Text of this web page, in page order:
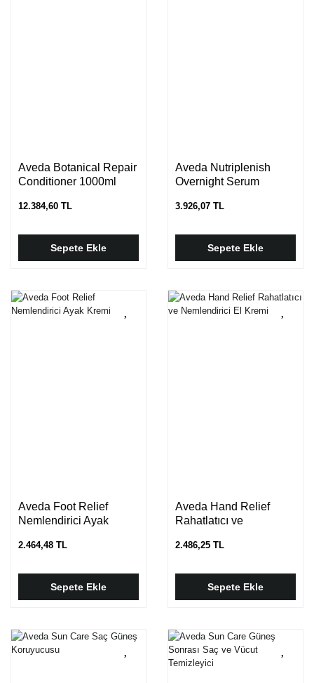
Aveda Botanical Repair
Conditioner 1000ml
12.384,60 TL
Sepete Ekle
Aveda Nutriplenish
Overnight Serum
3.926,07 TL
Sepete Ekle
Aveda Foot Relief
Nemlendirici Ayak
2.464,48 TL
Sepete Ekle
Aveda Hand Relief
Rahatlatıcı ve
2.486,25 TL
Sepete Ekle